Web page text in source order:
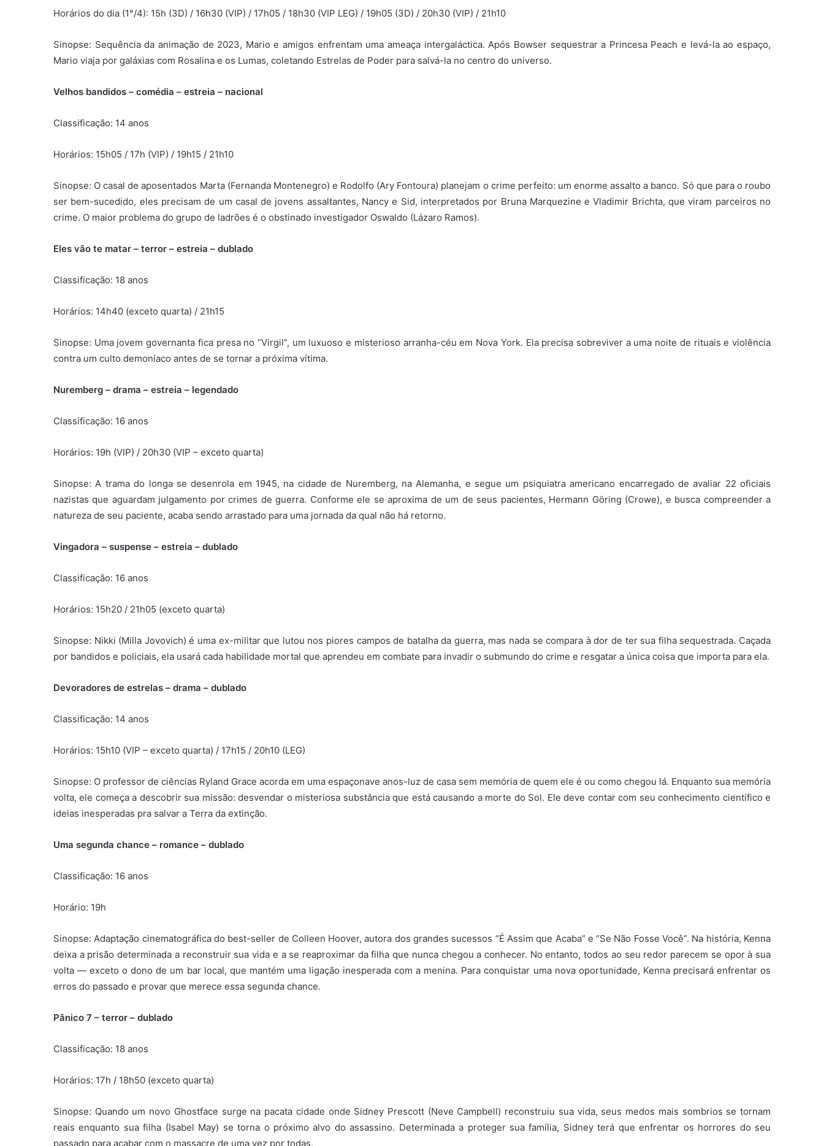
Horários do dia (1°/4): 15h (3D) / 16h30 (VIP) / 17h05 / 18h30 (VIP LEG) / 19h05 (3D) / 20h30 (VIP) / 21h10
Sinopse: Sequência da animação de 2023, Mario e amigos enfrentam uma ameaça intergaláctica. Após Bowser sequestrar a Princesa Peach e levá-la ao espaço,
Mario viaja por galáxias com Rosalina e os Lumas, coletando Estrelas de Poder para salvá-la no centro do universo.
Velhos bandidos – comédia – estreia – nacional
Classificação: 14 anos
Horários: 15h05 / 17h (VIP) / 19h15 / 21h10
Sinopse: O casal de aposentados Marta (Fernanda Montenegro) e Rodolfo (Ary Fontoura) planejam o crime perfeito: um enorme assalto a banco. Só que para o roubo
ser bem-sucedido, eles precisam de um casal de jovens assaltantes, Nancy e Sid, interpretados por Bruna Marquezine e Vladimir Brichta, que viram parceiros no
crime. O maior problema do grupo de ladrões é o obstinado investigador Oswaldo (Lázaro Ramos).
Eles vão te matar – terror – estreia – dublado
Classificação: 18 anos
Horários: 14h40 (exceto quarta) / 21h15
Sinopse: Uma jovem governanta fica presa no “Virgil”, um luxuoso e misterioso arranha-céu em Nova York. Ela precisa sobreviver a uma noite de rituais e violência
contra um culto demoníaco antes de se tornar a próxima vítima.
Nuremberg – drama – estreia – legendado
Classificação: 16 anos
Horários: 19h (VIP) / 20h30 (VIP – exceto quarta)
Sinopse: A trama do longa se desenrola em 1945, na cidade de Nuremberg, na Alemanha, e segue um psiquiatra americano encarregado de avaliar 22 oficiais
nazistas que aguardam julgamento por crimes de guerra. Conforme ele se aproxima de um de seus pacientes, Hermann Göring (Crowe), e busca compreender a
natureza de seu paciente, acaba sendo arrastado para uma jornada da qual não há retorno.
Vingadora – suspense – estreia – dublado
Classificação: 16 anos
Horários: 15h20 / 21h05 (exceto quarta)
Sinopse: Nikki (Milla Jovovich) é uma ex-militar que lutou nos piores campos de batalha da guerra, mas nada se compara à dor de ter sua filha sequestrada. Caçada
por bandidos e policiais, ela usará cada habilidade mortal que aprendeu em combate para invadir o submundo do crime e resgatar a única coisa que importa para ela.
Devoradores de estrelas – drama – dublado
Classificação: 14 anos
Horários: 15h10 (VIP – exceto quarta) / 17h15 / 20h10 (LEG)
Sinopse: O professor de ciências Ryland Grace acorda em uma espaçonave anos-luz de casa sem memória de quem ele é ou como chegou lá. Enquanto sua memória
volta, ele começa a descobrir sua missão: desvendar o misteriosa substância que está causando a morte do Sol. Ele deve contar com seu conhecimento científico e
ideias inesperadas pra salvar a Terra da extinção.
Uma segunda chance – romance – dublado
Classificação: 16 anos
Horário: 19h
Sinopse: Adaptação cinematográfica do best-seller de Colleen Hoover, autora dos grandes sucessos “É Assim que Acaba” e “Se Não Fosse Você”. Na história, Kenna
deixa a prisão determinada a reconstruir sua vida e a se reaproximar da filha que nunca chegou a conhecer. No entanto, todos ao seu redor parecem se opor à sua
volta — exceto o dono de um bar local, que mantém uma ligação inesperada com a menina. Para conquistar uma nova oportunidade, Kenna precisará enfrentar os
erros do passado e provar que merece essa segunda chance.
Pânico 7 – terror – dublado
Classificação: 18 anos
Horários: 17h / 18h50 (exceto quarta)
Sinopse: Quando um novo Ghostface surge na pacata cidade onde Sidney Prescott (Neve Campbell) reconstruiu sua vida, seus medos mais sombrios se tornam
reais enquanto sua filha (Isabel May) se torna o próximo alvo do assassino. Determinada a proteger sua família, Sidney terá que enfrentar os horrores do seu
passado para acabar com o massacre de uma vez por todas.